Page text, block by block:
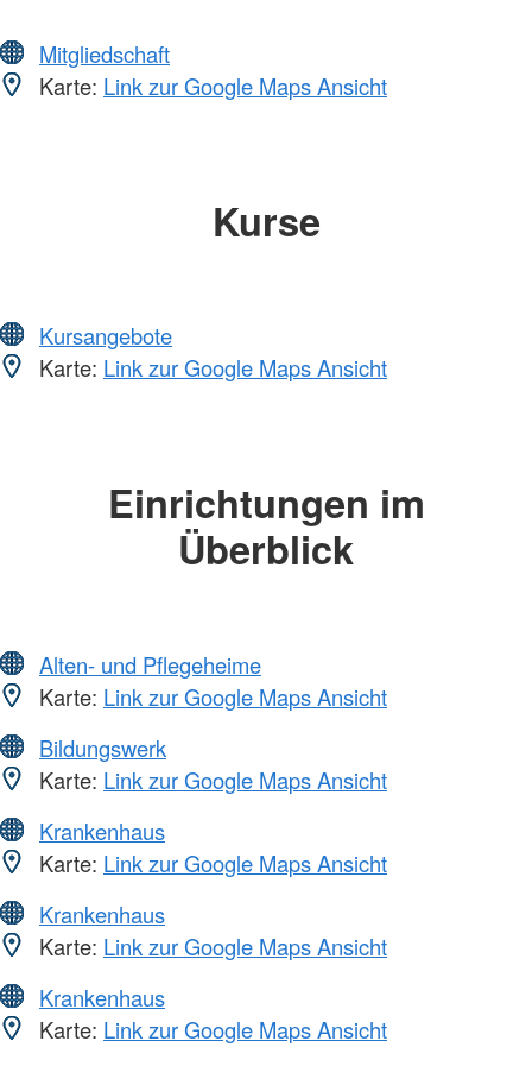
Mitgliedschaft
Karte: Link zur Google Maps Ansicht
Kurse
Kursangebote
Karte: Link zur Google Maps Ansicht
Einrichtungen im
Überblick
Alten- und Pflegeheime
Karte: Link zur Google Maps Ansicht
Bildungswerk
Karte: Link zur Google Maps Ansicht
Krankenhaus
Karte: Link zur Google Maps Ansicht
Krankenhaus
Karte: Link zur Google Maps Ansicht
Krankenhaus
Karte: Link zur Google Maps Ansicht